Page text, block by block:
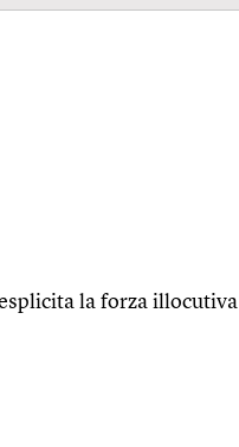
la forza illocutiva